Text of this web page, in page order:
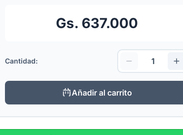
Gs. 637.000
Cantidad:
Añadir al carrito